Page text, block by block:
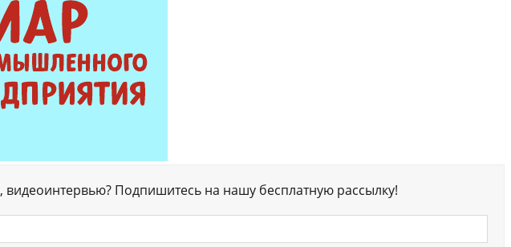
видеоинтервью? Подпишитесь на нашу бесплатную рассылку!